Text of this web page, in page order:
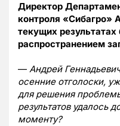
Директор
контроля «Сибагро»
текущих результатах
распространением
— Андрей
осенние отголоски,
для решения
результатов удалось
моменту?